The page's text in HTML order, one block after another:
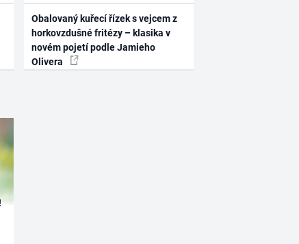
Obalovaný kuřecí řízek s vejcem z
horkovzdušné fritézy – klasika v
novém pojetí podle Jamieho
Olivera